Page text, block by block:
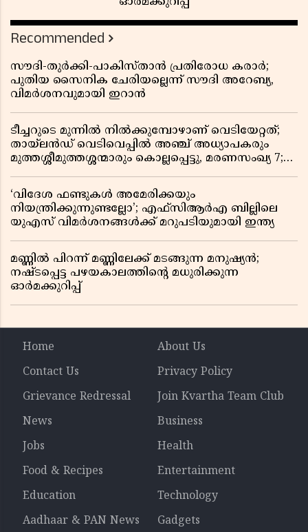
Recommended
സൗദി-തുർക്കി-പാകിസ്താൻ പ്രതിരോധ കരാർ;
പുതിയ സൈനിക ചേരിയല്ലെന്ന് സൗദി അറേബ്യ,
വിമർശനവുമായി ഇറാൻ
ടീച്ചറുടെ മുന്നിൽ നിൽക്കുമ്പോഴാണ് വെടിയേറ്റത്;
തായ്‌ലൻഡ് വെടിവെപ്പിൽ അഞ്ച് അധ്യാപകരും
മുത്തശ്ശീമുത്തശ്ശന്മാരും കൊല്ലപ്പെട്ടു, മരണസംഖ്യ 7;
‘വിദേശ ഫണ്ടുകൾ അമേരിക്കയും
നിയന്ത്രിക്കുന്നുണ്ടല്ലോ’; എഫ്സിആർഎ ബില്ലിലെ
യുഎസ് വിമർശനങ്ങൾക്ക് മറുപടിയുമായി ഇന്ത്യ
മണ്ണിൽ പിറന്ന് മണ്ണിലേക്ക് മടങ്ങുന്ന മനുഷ്യൻ;
നഷ്ടപ്പെട്ട പഴയകാലത്തിൻ്റെ മധുരിക്കുന്ന
ഓർമക്കുറിപ്പ്
Home
About Us
Contact Us
Privacy Policy
Grievance Redressal
Join Kvartha Team Club
News
Business
Jobs
Health
Food & Recipes
Entertainment
Education
Technology
Aadhaar & PAN News
Gadgets